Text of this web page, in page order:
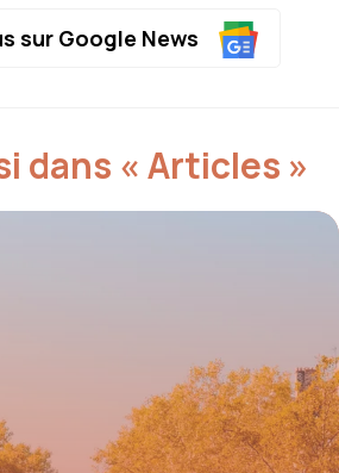
sur Google News
dans « Articles »